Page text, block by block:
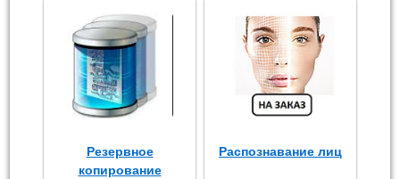
Резервное
копирование
Распознавание лиц